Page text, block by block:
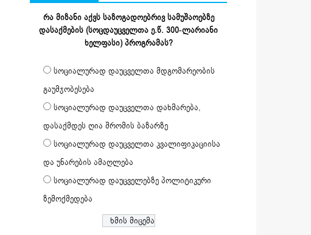
რა მიზანი აქვს საზოგადოებრივ სამუშაოებზე
დასაქმების (სოცდაუცველთა ე.წ. 300-ლარიანი
ხელფასი) პროგრამას?
სოციალურად დაუცველთა მდგომარეობის
გაუმჯობესება
სოციალურად დაუცველთა დახმარება,
დასაქმდეს ღია შრომის ბაზარზე
სოციალურად დაუცველთა კვალიფიკაციისა
და უნარების ამაღლება
სოციალურად დაუცველებზე პოლიტიკური
ზემოქმედება